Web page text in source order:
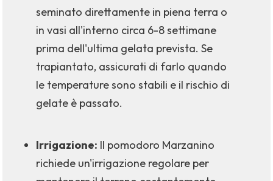
seminato direttamente in piena terra o
in vasi all'interno circa 6-8 settimane
prima dell'ultima gelata prevista. Se
trapiantato, assicurati di farlo quando
le temperature sono stabili e il rischio di
gelate è passato.
Irrigazione: Il pomodoro Marzanino
richiede un'irrigazione regolare per